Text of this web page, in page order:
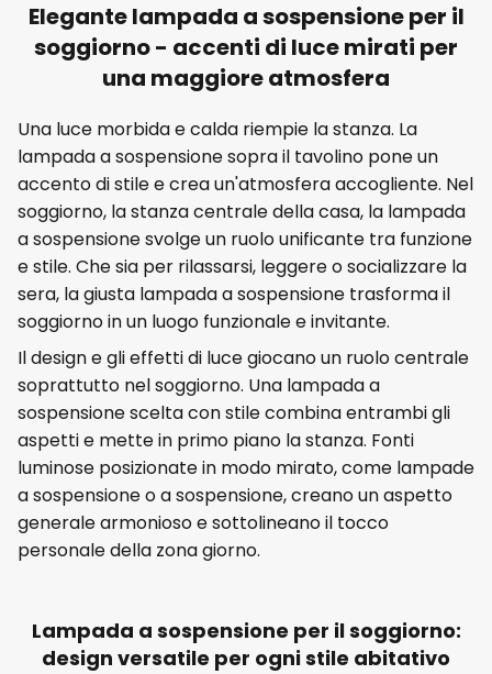
Elegante lampada a sospensione per il
soggiorno - accenti di luce mirati per
una maggiore atmosfera
Una luce morbida e calda riempie la stanza. La
lampada a sospensione sopra il tavolino pone un
accento di stile e crea un'atmosfera accogliente. Nel
soggiorno, la stanza centrale della casa, la lampada
a sospensione svolge un ruolo unificante tra funzione
e stile. Che sia per rilassarsi, leggere o socializzare la
sera, la giusta lampada a sospensione trasforma il
soggiorno in un luogo funzionale e invitante.
Il design e gli effetti di luce giocano un ruolo centrale
soprattutto nel soggiorno. Una lampada a
sospensione scelta con stile combina entrambi gli
aspetti e mette in primo piano la stanza. Fonti
luminose posizionate in modo mirato, come lampade
a sospensione o a sospensione, creano un aspetto
generale armonioso e sottolineano il tocco
personale della zona giorno.
Lampada a sospensione per il soggiorno:
design versatile per ogni stile abitativo